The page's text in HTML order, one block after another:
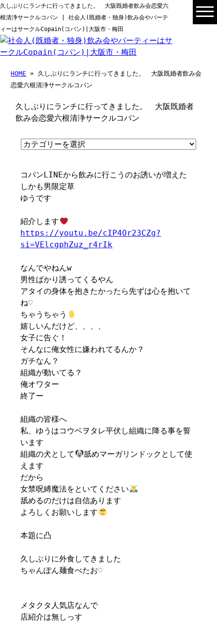
久しぶりにランチに行ってきました。 大阪既婚者飲み会恋愛六
根清浄サークルコパン | 社会人(既婚者・独身)飲み会やパーテ
ィーはサークルCopain(コパン)|大阪市・梅田
HOME » 久しぶりにランチに行ってきました。 大阪既婚者飲み会
恋愛六根清浄サークルコパン
久しぶりにランチに行ってきました。 大阪既婚者
飲み会恋愛六根清浄サークルコパン
コパンLINEから飲みに行こうのお誘いが増えた
しかも男限定草
ゆうです
紹介します
https://youtu.be/cIP4Or23CZg?
si=VElcgphZuz_r4rIk
なんでやねんw
男性ばかり誘ってくるやん
アタイの身体を抱きたかったら先ずは心を抱いて
ね♡
ちゃうちゃう
嬉しいんだけど、、、、
女子に告ぐ！
そんなに俺女性に嫌われてるんか？
ガチなん？
組織が動いてる？
俺オワター
終了ー
組織の皆様へ
私、ゆうはコウベヲタレ平伏し組織に降る事を誓
います
組織の犬として
舐めマーガリンドックとして使
えます
だから
女禁呪縛魔法をといてください
舐めるのだけは自信あります
よろしくお願いします
本題に凸
久しぶりに外食してきました
ちゃんぽん麺食べたお♡
メタクタ人気店なんで
店紹介は無しっす